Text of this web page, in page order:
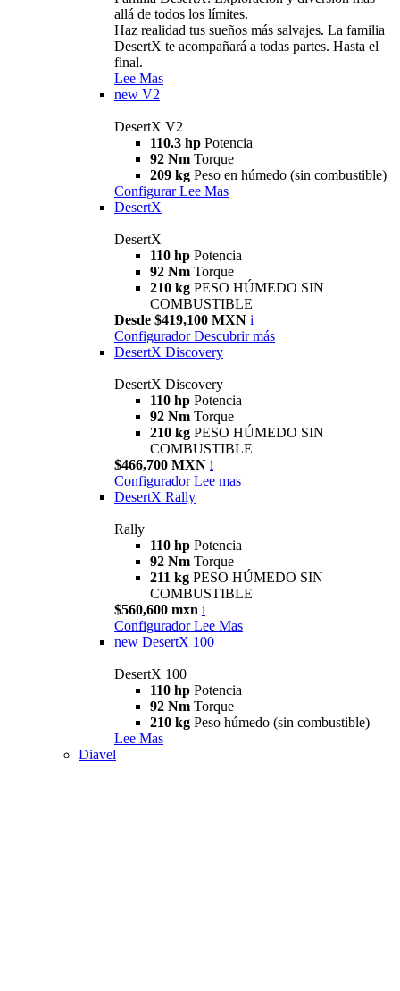
allá de todos los límites.
Haz realidad tus sueños más salvajes. La familia
DesertX te acompañará a todas partes. Hasta el
final.
Lee Mas
new V2
DesertX V2
110.3 hp Potencia
92 Nm Torque
209 kg Peso en húmedo (sin combustible)
Configurar Lee Mas
DesertX
DesertX
110 hp Potencia
92 Nm Torque
210 kg PESO HÚMEDO SIN
COMBUSTIBLE
Desde $419,100 MXN i
Configurador Descubrir más
DesertX Discovery
DesertX Discovery
110 hp Potencia
92 Nm Torque
210 kg PESO HÚMEDO SIN
COMBUSTIBLE
$466,700 MXN i
Configurador Lee mas
DesertX Rally
Rally
110 hp Potencia
92 Nm Torque
211 kg PESO HÚMEDO SIN
COMBUSTIBLE
$560,600 mxn i
Configurador Lee Mas
new DesertX 100
DesertX 100
110 hp Potencia
92 Nm Torque
210 kg Peso húmedo (sin combustible)
Lee Mas
Diavel